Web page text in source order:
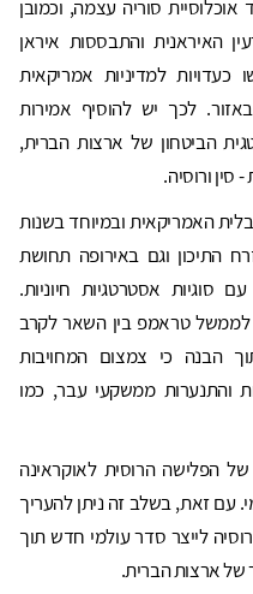
סוריה עצמה, וכמובן
האיראנית והתבססות איראן
למדיניות אמריקאית
לכך יש להוסיף אמירות
הביטחון של ארצות הברית,
ורוסיה.
האמריקאית ובמיוחד בשנות
התיכון וגם באירופה תחושת
סוגיות אסטרטגיות חיוניות.
לממשל טראמפ בין השאר לקרב
הבנה כי צמצום המחויבות
והתנערות ממשקעי עבר, כמו
הפלישה הרוסית לאוקראינה
עם זאת, בשלב זה ניתן להעריך
לייצר סדר עולמי חדש תוך
של ארצות הברית.